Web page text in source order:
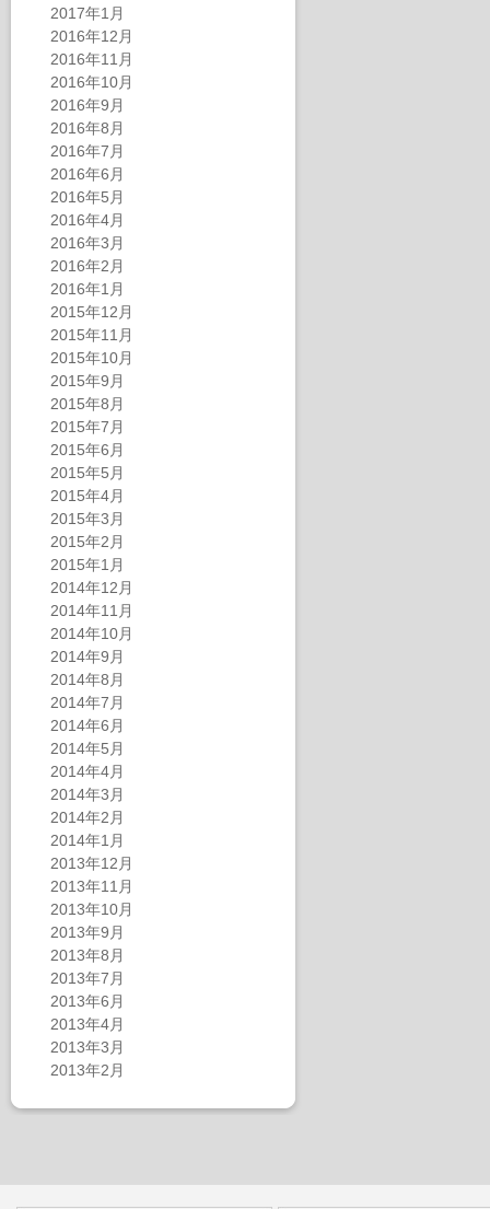
2017年1月
2016年12月
2016年11月
2016年10月
2016年9月
2016年8月
2016年7月
2016年6月
2016年5月
2016年4月
2016年3月
2016年2月
2016年1月
2015年12月
2015年11月
2015年10月
2015年9月
2015年8月
2015年7月
2015年6月
2015年5月
2015年4月
2015年3月
2015年2月
2015年1月
2014年12月
2014年11月
2014年10月
2014年9月
2014年8月
2014年7月
2014年6月
2014年5月
2014年4月
2014年3月
2014年2月
2014年1月
2013年12月
2013年11月
2013年10月
2013年9月
2013年8月
2013年7月
2013年6月
2013年4月
2013年3月
2013年2月